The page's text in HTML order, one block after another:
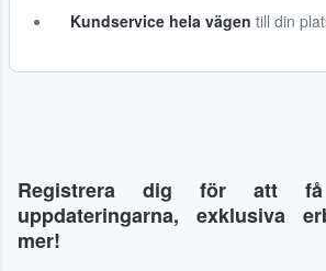
Kundservice hela vägen till din
Registrera dig för att
uppdateringarna, exklusiva
mer!